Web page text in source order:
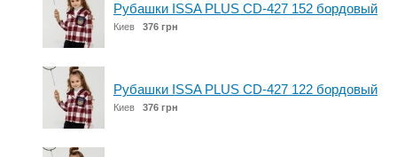
Рубашки ISSA PLUS CD-427 152 бордовый
Киев 376 грн
Рубашки ISSA PLUS CD-427 122 бордовый
Киев 376 грн